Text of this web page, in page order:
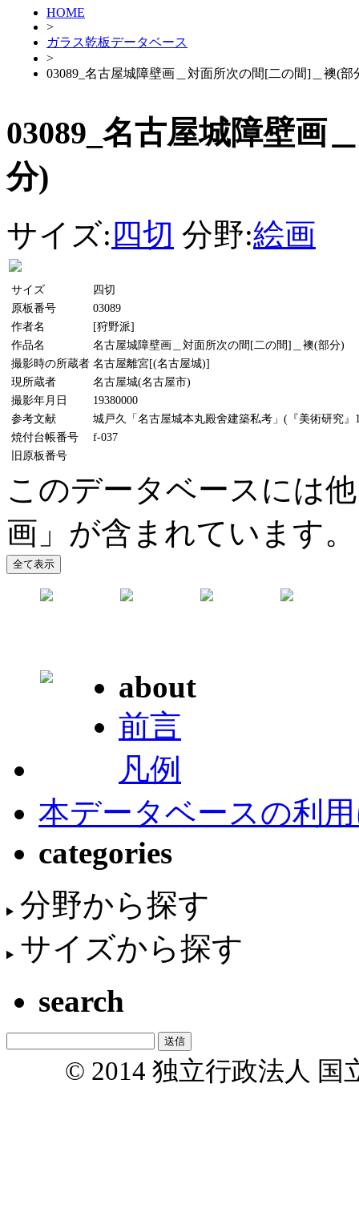
HOME
>
ガラス乾板データベース
>
03089_名古屋城障壁画＿対面所次の間[二の間]＿襖(部
03089_名古屋城障壁画
分)
サイズ: 四切 分野:絵画
サイズ
四切
原板番号
03089
作者名
[狩野派]
作品名
名古屋城障壁画＿対面所次の間[二の間]＿襖(部分)
撮影時の所蔵者 名古屋離宮[(名古屋城)]
現所蔵者
名古屋城(名古屋市)
撮影年月日
19380000
参考文献
城戸久「名古屋城本丸殿舍建築私考」(『美術研究』
焼付台帳番号
f-037
旧原板番号
このデータベースには
画」が含まれています。
about
前言
凡例
本データベースの利
categories
分野から探す
サイズから探す
search
© 2014 独立行政法人 国